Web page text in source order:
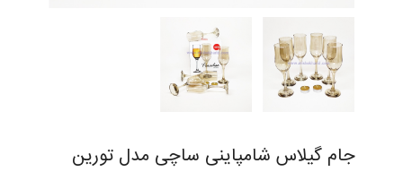
جام گیلاس شامپاینی ساچی مدل تورین